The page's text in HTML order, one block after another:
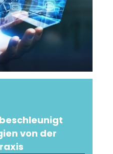
von der